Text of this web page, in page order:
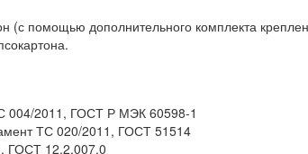
(с помощью дополнительного комплекта
004/2011, ГОСТ Р МЭК 60598-1
ТС 020/2011, ГОСТ 51514
ГОСТ 12.2.007.0